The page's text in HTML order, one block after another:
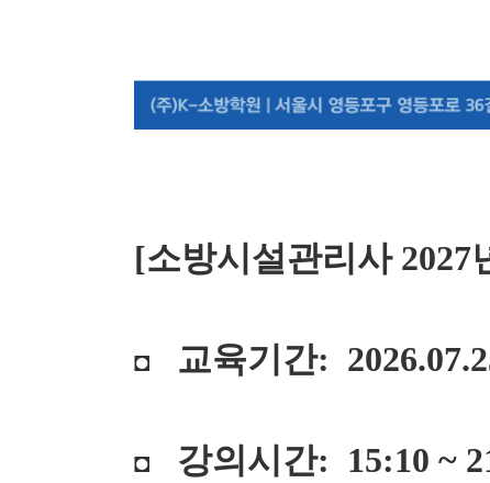
[소방시설관리사 2027
◘ 교육기간:
◘ 강의시간: 15:10 ~